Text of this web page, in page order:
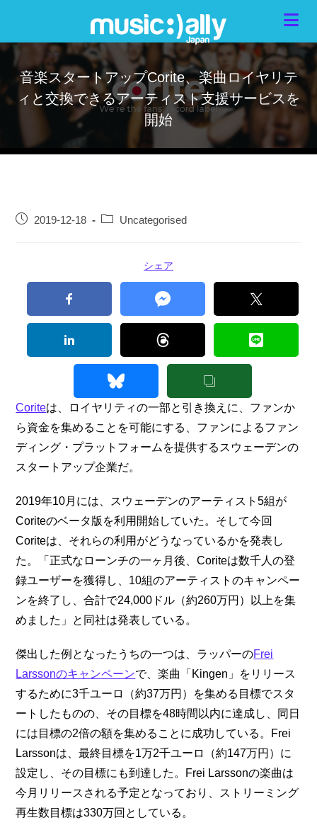
音楽スタートアップCorite、楽曲ロイヤリテ
ィと交換できるアーティスト支援サービスを
開始
2019-12-18 Uncategorised
シェア
Coriteは、ロイヤリティの一部と引き換えに、ファンか
ら資金を集めることを可能にする、ファンによるファン
ディング・プラットフォームを提供するスウェーデンの
スタートアップ企業だ。
2019年10月には、スウェーデンのアーティスト5組が
Coriteのベータ版を利用開始していた。そして今回
Coriteは、それらの利用がどうなっているかを発表し
た。「正式なローンチの一ヶ月後、Coriteは数千人の登
録ユーザーを獲得し、10組のアーティストのキャンペー
ンを終了し、合計で24,000ドル（約260万円）以上を集
めました」と同社は発表している。
傑出した例となったうちの一つは、ラッパーのFrei
Larssonのキャンペーンで、楽曲「Kingen」をリリース
するために3千ユーロ（約37万円）を集める目標でスタ
ートしたものの、その目標を48時間以内に達成し、同日
には目標の2倍の額を集めることに成功している。Frei
Larssonは、最終目標を1万2千ユーロ（約147万円）に
設定し、その目標にも到達した。Frei Larssonの楽曲は
今月リリースされる予定となっており、ストリーミング
再生数目標は330万回としている。